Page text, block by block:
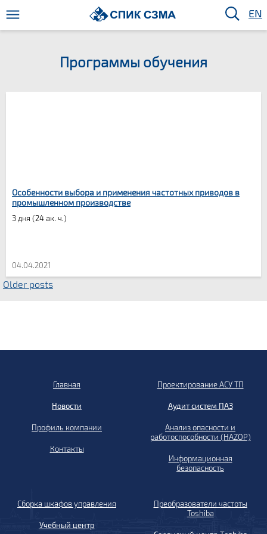
EN
Программы обучения
Особенности выбора и применения частотных приводов в
промышленном производстве
3 дня (24 ак. ч.)
04.04.2021
Older posts
Главная
Новости
Профиль компании
Контакты
Проектирование АСУ ТП
Аудит систем ПАЗ
Анализ опасности и
работоспособности (HAZOP)
Информационная
безопасность
Сборка шкафов управления
Учебный центр
Преобразователи частоты
Toshiba